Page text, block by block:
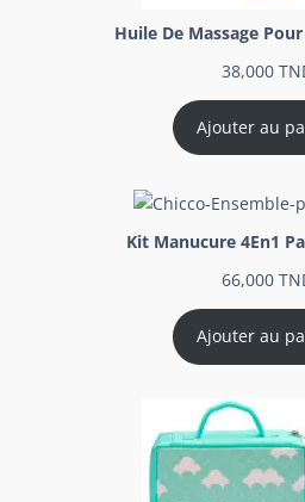
Huile De Massage
38,000
Ajouter au
Kit Manucure 4En1
66,000
Ajouter au